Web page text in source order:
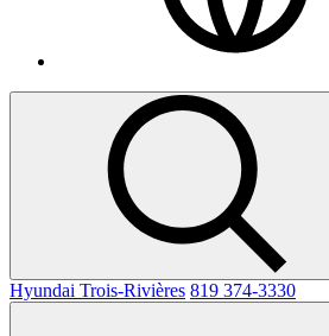
Hyundai Trois-Rivières 819 374-3330